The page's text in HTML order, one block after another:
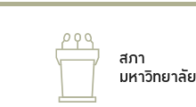
สภา
มหาวิทยาลัย